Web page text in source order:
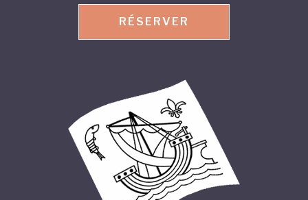
RÉSERVER